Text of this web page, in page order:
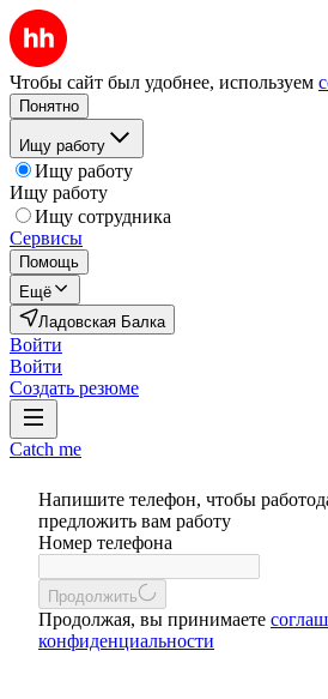
Чтобы сайт был удобнее, используем
Понятно
Ищу работу
Ищу работу
Ищу работу
Ищу сотрудника
Сервисы
Помощь
Ещё
Ладовская Балка
Войти
Войти
Создать резюме
Catch me
Напишите телефон, чтобы
предложить вам работу
Номер телефона
Продолжить
Продолжая, вы принимаете
конфиденциальности